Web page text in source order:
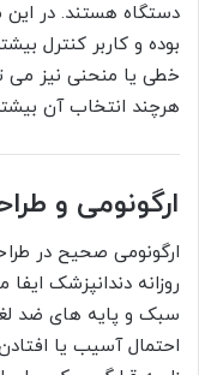
دستگاه هستند. در این
بوده و کاربر کنترل
خطی یا منحنی نیز می
هرچند انتخاب آن
ارگونومی و
ارگونومی صحیح در
روزانه دندانپزشک
سبک و پایه های ضد
احتمال آسیب یا